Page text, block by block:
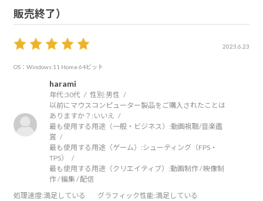
販売終了）
2023.6.23
OS：Windows 11 Home 64ビット
harami
年代:30代 性別:男性
以前にマウスコンピューター製品をご購入されたことは
ありますか？: いいえ
最も使用する用途（一般・ビジネス）:動画視聴/音楽鑑
賞
最も使用する用途（ゲーム）:シューティング（FPS・
TPS）
最も使用する用途（クリエイティブ）:動画制作 / 映像制
作 / 編集 / 配信
処理速度:満足している グラフィック性能:満足している